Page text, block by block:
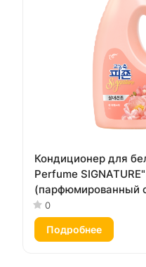
Кондиционер для
Perfume SIGNATURE"
(парфюмированный
концентрат с
2 л
0
Подробнее